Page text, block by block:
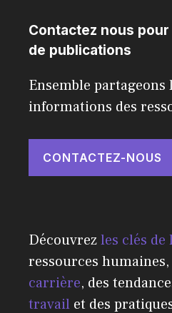
Contactez nous
de publications
Ensemble
informations des
CONTACTEZ-NOUS
Découvrezles clés de
ressources humaines,
carrière, des
travail et des